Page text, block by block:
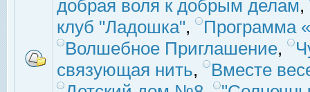
добрая воля к добрым делам,
клуб "Ладошка",
Программа
Волшебное Приглашение,
связующая нить,
Вместе